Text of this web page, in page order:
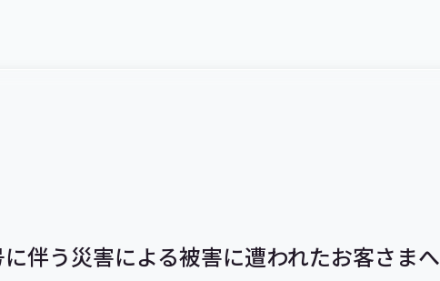
伴う災害による被害に遭われたお客さまへ